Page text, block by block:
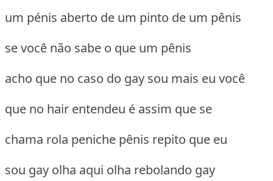
um pénis aberto de um pinto de um pênis
se você não sabe o que um pênis
acho que no caso do gay sou mais eu você
que no hair entendeu é assim que se
chama rola peniche pênis repito que eu
sou gay olha aqui olha rebolando gay